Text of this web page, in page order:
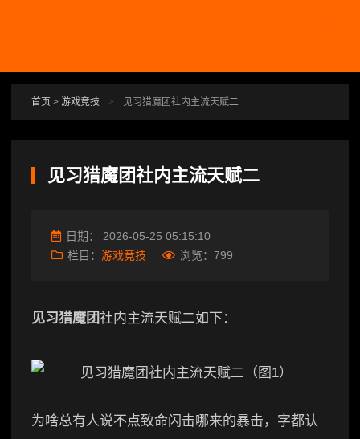
首页 > 游戏竞技 > 见习猎魔团社内主流天赋二
见习猎魔团社内主流天赋二
日期： 2026-05-25 05:15:10
栏目： 游戏竞技 浏览： 799
见习猎魔团社内主流天赋二如下：
为啥总有人说不点致命闪击哪来的暴击，字都认